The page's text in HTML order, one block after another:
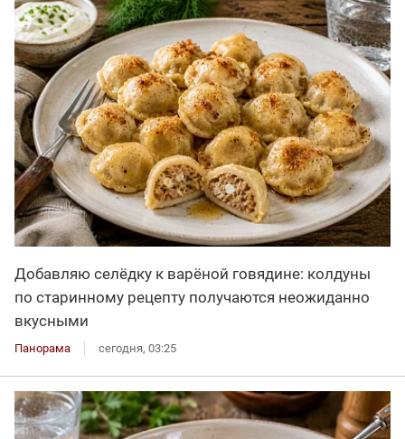
Добавляю селёдку к варёной говядине: колдуны
по старинному рецепту получаются неожиданно
вкусными
Панорама сегодня, 03:25